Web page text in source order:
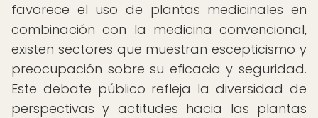
favorece el uso de plantas medicinales en
combinación con la medicina convencional,
existen sectores que muestran escepticismo y
preocupación sobre su eficacia y seguridad.
Este debate público refleja la diversidad de
perspectivas y actitudes hacia las plantas